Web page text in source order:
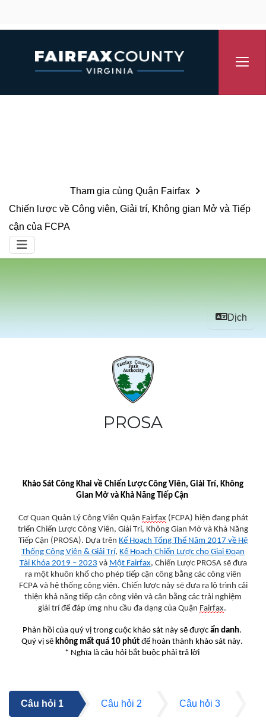
Tham gia cùng Quận Fairfax
Chiến lược về Công viên, Giải trí, Không gian Mở và Tiếp
cận của FCPA
Thực đơn
Dịch
PROSA
Khảo Sát Công Khai về Chiến Lược Công Viên, Giải Trí, Không
Gian Mở và Khả Năng Tiếp Cận
Cơ Quan Quản Lý Công Viên Quận Fairfax (FCPA) hiện đang phát
triển Chiến Lược Công Viên, Giải Trí, Không Gian Mở và Khả Năng
Tiếp Cận (PROSA). Dựa trên Kế Hoạch Tổng Thể Năm 2017 về Hệ
Thống Công Viên & Giải Trí, Kế Hoạch Chiến Lược cho Giai Đoạn
Tài Khóa 2019 – 2023 và Một Fairfax, Chiến Lược PROSA sẽ đưa
ra một khuôn khổ cho phép tiếp cận công bằng các công viên
FCPA và hệ thống công viên. Chiến lược này sẽ đưa ra lộ trình cải
thiện khả năng tiếp cận công viên và cân bằng các trải nghiệm
giải trí để đáp ứng nhu cầu đa dạng của Quận Fairfax.
Phản hồi của quý vị trong cuộc khảo sát này sẽ được ẩn danh.
Quý vị sẽ không mất quá 10 phút để hoàn thành khảo sát này.
* Nghĩa là câu hỏi bắt buộc phải trả lời
Câu hỏi 1 Câu hỏi 2 Câu hỏi 3